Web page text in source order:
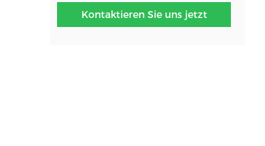
Kontaktieren Sie uns jetzt